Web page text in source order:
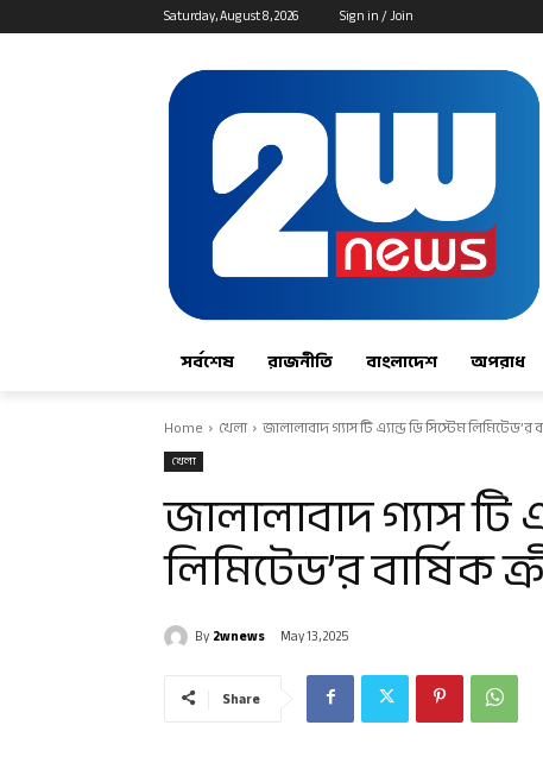
Saturday, August 8, 2026 Sign in / Join
সর্বশেষ রাজনীতি বাংলাদেশ অপরাধ
Home খেলা জালালাবাদ গ্যাস টি এ্যান্ড ডি সিস্টেম
খেলা
জালালাবাদ গ্যাস টি
লিমিটেড’র বার্ষিক
By2wnews May 13, 2025
Share